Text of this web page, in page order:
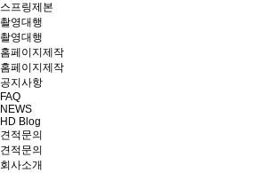
스프링제본
촬영대행
촬영대행
홈페이지제작
홈페이지제작
공지사항
FAQ
NEWS
HD Blog
견적문의
견적문의
회사소개